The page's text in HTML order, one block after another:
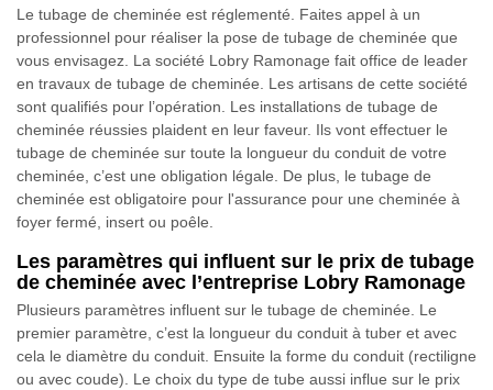
Le tubage de cheminée est réglementé. Faites appel à un
professionnel pour réaliser la pose de tubage de cheminée que
vous envisagez. La société Lobry Ramonage fait office de leader
en travaux de tubage de cheminée. Les artisans de cette société
sont qualifiés pour l’opération. Les installations de tubage de
cheminée réussies plaident en leur faveur. Ils vont effectuer le
tubage de cheminée sur toute la longueur du conduit de votre
cheminée, c’est une obligation légale. De plus, le tubage de
cheminée est obligatoire pour l'assurance pour une cheminée à
foyer fermé, insert ou poêle.
Les paramètres qui influent sur le prix de tubage
de cheminée avec l’entreprise Lobry Ramonage
Plusieurs paramètres influent sur le tubage de cheminée. Le
premier paramètre, c’est la longueur du conduit à tuber et avec
cela le diamètre du conduit. Ensuite la forme du conduit (rectiligne
ou avec coude). Le choix du type de tube aussi influe sur le prix